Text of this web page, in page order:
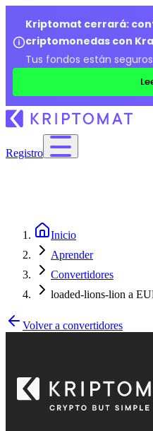
Kriptomat cerrará:
criptomonedas con
Tus fondos están
Registro
Inicio
Aprender
Convertidores
loaded-lions-lion a
Volver a convertidores